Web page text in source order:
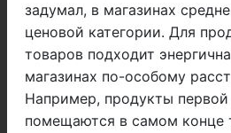
задумал, в магазинах
ценовой категории. Для
товаров подходит
магазинах по-особому
Например, продукты
помещаются в самом конце